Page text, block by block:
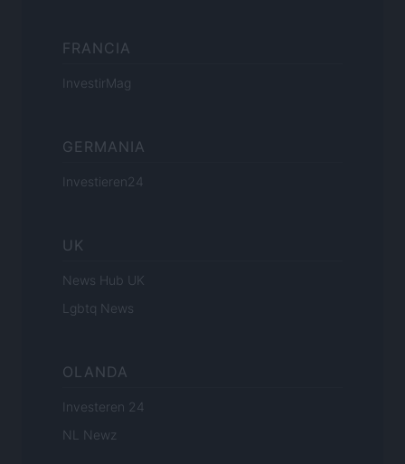
FRANCIA
InvestirMag
GERMANIA
Investieren24
UK
News Hub UK
Lgbtq News
OLANDA
Investeren 24
NL Newz